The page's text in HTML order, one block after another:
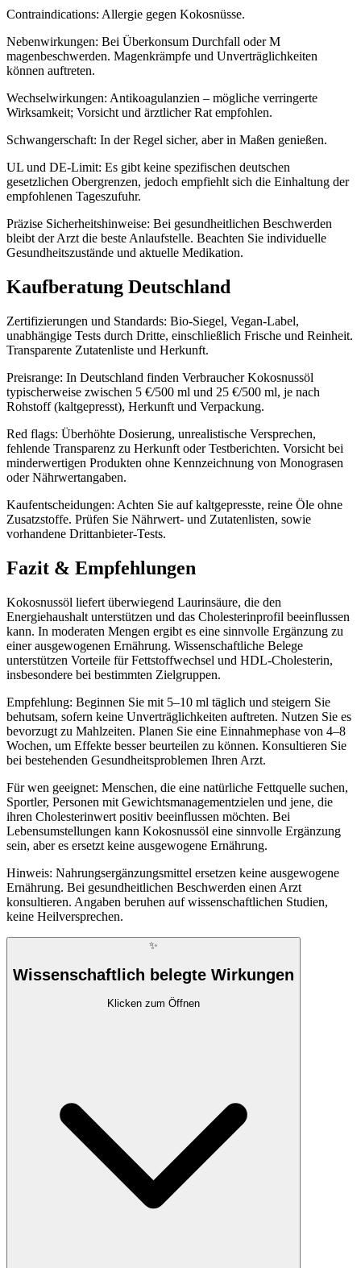
Contraindications: Allergie gegen Kokosnüsse.
Nebenwirkungen: Bei Überkonsum Durchfall oder M
magenbeschwerden. Magenkrämpfe und Unverträglichkeiten
können auftreten.
Wechselwirkungen: Antikoagulanzien – mögliche verringerte
Wirksamkeit; Vorsicht und ärztlicher Rat empfohlen.
Schwangerschaft: In der Regel sicher, aber in Maßen genießen.
UL und DE-Limit: Es gibt keine spezifischen deutschen
gesetzlichen Obergrenzen, jedoch empfiehlt sich die Einhaltung der
empfohlenen Tageszufuhr.
Präzise Sicherheitshinweise: Bei gesundheitlichen Beschwerden
bleibt der Arzt die beste Anlaufstelle. Beachten Sie individuelle
Gesundheitszustände und aktuelle Medikation.
Kaufberatung Deutschland
Zertifizierungen und Standards: Bio-Siegel, Vegan-Label,
unabhängige Tests durch Dritte, einschließlich Frische und Reinheit.
Transparente Zutatenliste und Herkunft.
Preisrange: In Deutschland finden Verbraucher Kokosnussöl
typischerweise zwischen 5 €/500 ml und 25 €/500 ml, je nach
Rohstoff (kaltgepresst), Herkunft und Verpackung.
Red flags: Überhöhte Dosierung, unrealistische Versprechen,
fehlende Transparenz zu Herkunft oder Testberichten. Vorsicht bei
minderwertigen Produkten ohne Kennzeichnung von Monograsen
oder Nährwertangaben.
Kaufentscheidungen: Achten Sie auf kaltgepresste, reine Öle ohne
Zusatzstoffe. Prüfen Sie Nährwert- und Zutatenlisten, sowie
vorhandene Drittanbieter-Tests.
Fazit & Empfehlungen
Kokosnussöl liefert überwiegend Laurinsäure, die den
Energiehaushalt unterstützen und das Cholesterinprofil beeinflussen
kann. In moderaten Mengen ergibt es eine sinnvolle Ergänzung zu
einer ausgewogenen Ernährung. Wissenschaftliche Belege
unterstützen Vorteile für Fettstoffwechsel und HDL-Cholesterin,
insbesondere bei bestimmten Zielgruppen.
Empfehlung: Beginnen Sie mit 5–10 ml täglich und steigern Sie
behutsam, sofern keine Unverträglichkeiten auftreten. Nutzen Sie es
bevorzugt zu Mahlzeiten. Planen Sie eine Einnahmephase von 4–8
Wochen, um Effekte besser beurteilen zu können. Konsultieren Sie
bei bestehenden Gesundheitsproblemen Ihren Arzt.
Für wen geeignet: Menschen, die eine natürliche Fettquelle suchen,
Sportler, Personen mit Gewichtsmanagementzielen und jene, die
ihren Cholesterinwert positiv beeinflussen möchten. Bei
Lebensumstellungen kann Kokosnussöl eine sinnvolle Ergänzung
sein, aber es ersetzt keine ausgewogene Ernährung.
Hinweis: Nahrungsergänzungsmittel ersetzen keine ausgewogene
Ernährung. Bei gesundheitlichen Beschwerden einen Arzt
konsultieren. Angaben beruhen auf wissenschaftlichen Studien,
keine Heilversprechen.
✨
Wissenschaftlich belegte Wirkungen
Klicken zum Öffnen